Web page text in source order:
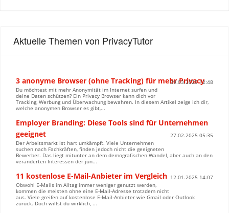
Aktuelle Themen von PrivacyTutor
3 anonyme Browser (ohne Tracking) für mehr Privacy
29.03.2025 12:48
Du möchtest mit mehr Anonymität im Internet surfen und
deine Daten schützen? Ein Privacy Browser kann dich vor
Tracking, Werbung und Überwachung bewahren. In diesem Artikel zeige ich dir,
welche anonymen Browser es gibt,...
Employer Branding: Diese Tools sind für Unternehmen
geeignet
27.02.2025 05:35
Der Arbeitsmarkt ist hart umkämpft. Viele Unternehmen
suchen nach Fachkräften, finden jedoch nicht die geeigneten
Bewerber. Das liegt mitunter an dem demografischen Wandel, aber auch an den
veränderten Interessen der jün...
11 kostenlose E-Mail-Anbieter im Vergleich 12.01.2025 14:07
Obwohl E-Mails im Alltag immer weniger genutzt werden,
kommen die meisten ohne eine E-Mail-Adresse trotzdem nicht
aus. Viele greifen auf kostenlose E-Mail-Anbieter wie Gmail oder Outlook
zurück. Doch willst du wirklich, ...